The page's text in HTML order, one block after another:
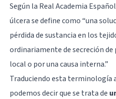
Según la Real Academia
úlcera se define como “una
pérdida de sustancia en los
ordinariamente de secreción de
local o por una causa interna.”
Traduciendo esta terminología
podemos decir que se trata de